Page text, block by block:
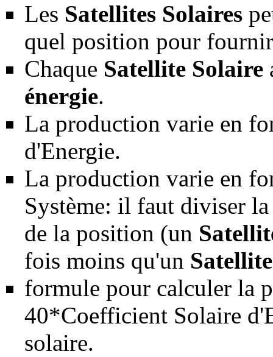
Les Satellites Solaires
quel position pour
Chaque Satellite Solaire
énergie.
La production varie en
d'Energie.
La production varie en
Système: il faut diviser la
de la position (un
fois moins qu'un
formule pour calculer la
40*Coefficient Solaire
solaire.